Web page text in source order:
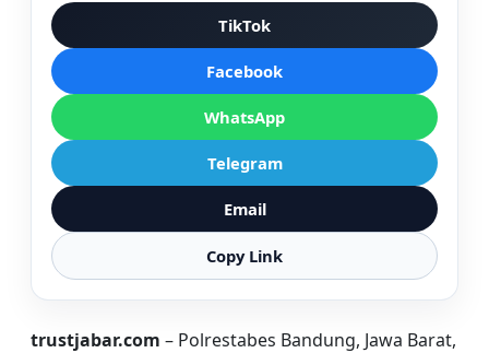
TikTok
Facebook
WhatsApp
Telegram
Email
Copy Link
trustjabar.com – Polrestabes Bandung, Jawa Barat,